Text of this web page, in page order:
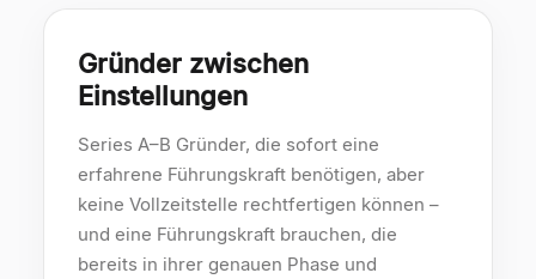
Gründer zwischen
Einstellungen
Series A–B Gründer, die sofort eine
erfahrene Führungskraft benötigen, aber
keine Vollzeitstelle rechtfertigen können –
und eine Führungskraft brauchen, die
bereits in ihrer genauen Phase und